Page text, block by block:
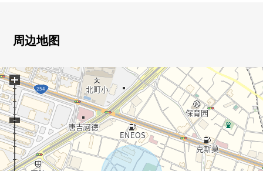
━━━━━━━━━━━━━━━・・・・・
解决方案营业部
是把供供投资使用的事业使用的房地产的负责作为专业
的部分。
在顾客的各种各样的要求(投资房源买卖、继承对策、财
产改组、等)
因为留意接受的敬重的营业所以一定在这个机会要定
购。
周边地图
+